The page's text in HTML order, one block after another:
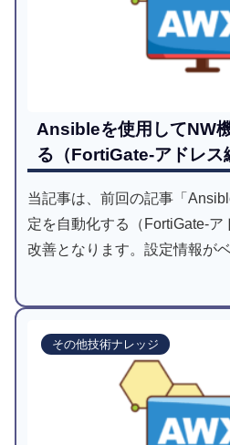
Ansibleを使用してNW
る（FortiGate-アドレス
当記事は、前回の記事「
定を自動化する（FortiGate-
改善となります。設定情報が
い点を設定情報をまとめて
その他技術ナレッジ